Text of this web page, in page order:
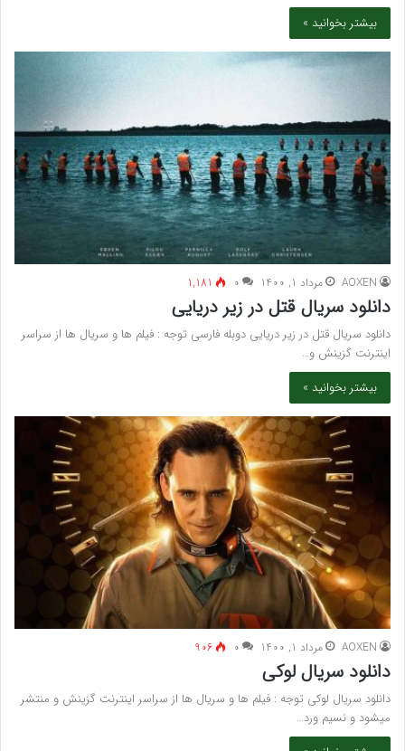
بیشتر بخوانید »
AOXEN مرداد 1, 1400 ۰ 1,181
دانلود سریال قتل در زیر دریایی
دانلود سریال قتل در زیر دریایی دوبله فارسی توجه : فیلم ها و سریال ها از سراسر
اینترنت گزینش و…
بیشتر بخوانید »
AOXEN مرداد 1, 1400 ۰ 906
دانلود سریال لوکی
دانلود سریال لوکی توجه : فیلم ها و سریال ها از سراسر اینترنت گزینش و منتشر
میشود و نسیم ورد…